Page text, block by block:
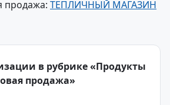
продажа: ТЕПЛИЧНЫЙ МАГАЗИН
в рубрике «Продукты
продажа»